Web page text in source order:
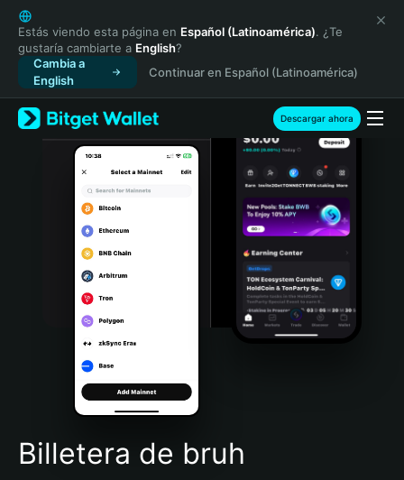
English
日本語
Tiếng Việt
Русский
Español (Latinoamérica)
Türkçe
Italiano
Português (Portugal)
Bahasa Indonesia
Português (Brasil)
Español (Argentina)
Estás viendo esta página en Español (Latinoamérica). ¿Te
gustaría cambiarte a English?
Cambia a
English
Continuar en Español (Latinoamérica)
Descargar ahora
Billetera de bruh